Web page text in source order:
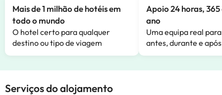
Mais de 1 milhão de hotéis em
todo o mundo
O hotel certo para qualquer
destino ou tipo de viagem
Apoio 24 horas,
ano
Uma equipa real
antes, durante e
Serviços do alojamento